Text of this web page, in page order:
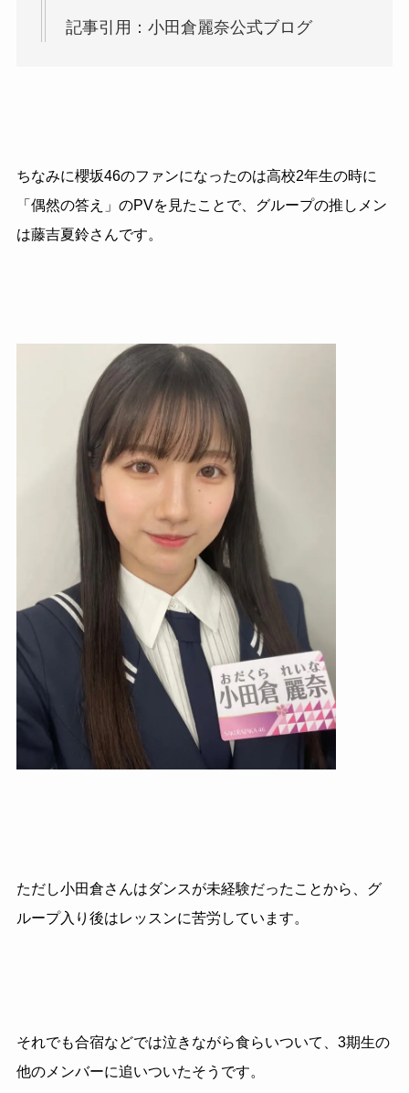
記事引用：小田倉麗奈公式ブログ
ちなみに櫻坂46のファンになったのは高校2年生の時に
「偶然の答え」のPVを見たことで、グループの推しメン
は藤吉夏鈴さんです。
ただし小田倉さんはダンスが未経験だったことから、グ
ループ入り後はレッスンに苦労しています。
それでも合宿などでは泣きながら食らいついて、3期生の
他のメンバーに追いついたそうです。